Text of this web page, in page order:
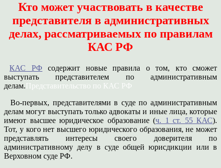
Кто может участвовать в качестве
представителя в административных
делах, рассматриваемых по правилам
КАС РФ
КАС РФ содержит новые правила о том, кто сможет
выступать представителем по административным
делам.Представительство по КАС РФ
Во-первых, представителями в суде по административным
делам могут выступать только адвокаты и иные лица, которые
имеют высшее юридическое образование (ч. 1 ст. 55 КАС).
Тот, у кого нет высшего юридического образования, не может
представлять интересы своего доверителя по
административному делу в суде общей юрисдикции или в
Верховном суде РФ.